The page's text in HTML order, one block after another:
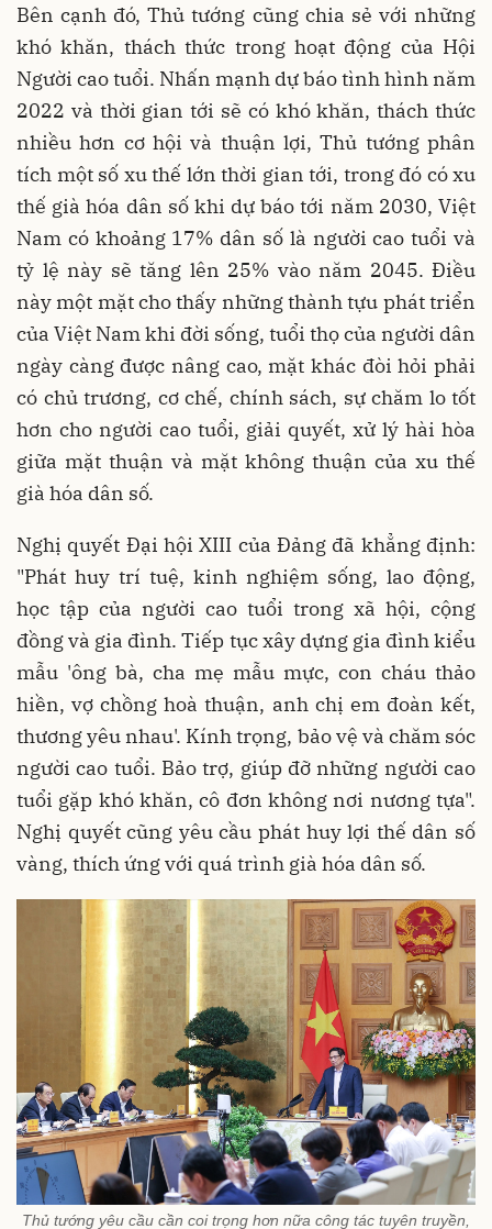
Bên cạnh đó, Thủ tướng cũng chia sẻ với những
khó khăn, thách thức trong hoạt động của Hội
Người cao tuổi. Nhấn mạnh dự báo tình hình năm
2022 và thời gian tới sẽ có khó khăn, thách thức
nhiều hơn cơ hội và thuận lợi, Thủ tướng phân
tích một số xu thế lớn thời gian tới, trong đó có xu
thế già hóa dân số khi dự báo tới năm 2030, Việt
Nam có khoảng 17% dân số là người cao tuổi và
tỷ lệ này sẽ tăng lên 25% vào năm 2045. Điều
này một mặt cho thấy những thành tựu phát triển
của Việt Nam khi đời sống, tuổi thọ của người dân
ngày càng được nâng cao, mặt khác đòi hỏi phải
có chủ trương, cơ chế, chính sách, sự chăm lo tốt
hơn cho người cao tuổi, giải quyết, xử lý hài hòa
giữa mặt thuận và mặt không thuận của xu thế
già hóa dân số.
Nghị quyết Đại hội XIII của Đảng đã khẳng định:
"Phát huy trí tuệ, kinh nghiệm sống, lao động,
học tập của người cao tuổi trong xã hội, cộng
đồng và gia đình. Tiếp tục xây dựng gia đình kiểu
mẫu 'ông bà, cha mẹ mẫu mực, con cháu thảo
hiền, vợ chồng hoà thuận, anh chị em đoàn kết,
thương yêu nhau'. Kính trọng, bảo vệ và chăm sóc
người cao tuổi. Bảo trợ, giúp đỡ những người cao
tuổi gặp khó khăn, cô đơn không nơi nương tựa".
Nghị quyết cũng yêu cầu phát huy lợi thế dân số
vàng, thích ứng với quá trình già hóa dân số.
Thủ tướng yêu cầu cần coi trọng hơn nữa công tác tuyên truyền,